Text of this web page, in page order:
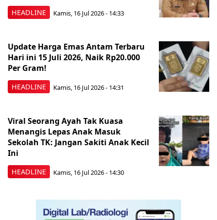
HEADLINE Kamis, 16 Jul 2026 - 14:33
HEADLINE
Update Harga Emas Antam Terbaru
Hari ini 15 Juli 2026, Naik Rp20.000
Per Gram!
Kamis, 16 Jul 2026 - 14:31
HEADLINE
Viral Seorang Ayah Tak Kuasa
Menangis Lepas Anak Masuk
Sekolah TK: Jangan Sakiti Anak Kecil
Ini
Kamis, 16 Jul 2026 - 14:30